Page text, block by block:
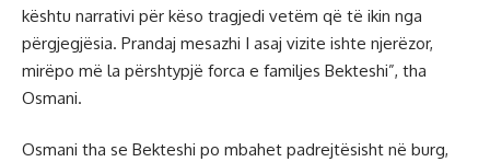
kështu narrativi për këso tragjedi vetëm që të ikin nga
përgjegjësia. Prandaj mesazhi I asaj vizite ishte njerëzor,
mirëpo më la përshtypjë forca e familjes Bekteshi”, tha
Osmani.
Osmani tha se Bekteshi po mbahet padrejtësisht në burg,